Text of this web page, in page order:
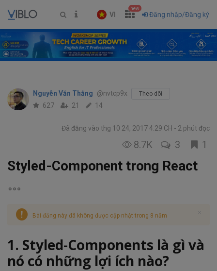
VI
new
Đăng nhập/Đăng ký
Nguyễn Văn Thắng @nvtcp9x Theo dõi
627 21 14
Đã đăng vào thg 10 24, 2017 4:29 CH 2 phút đọc
8.7K 3 1
Styled-Component trong React
Bài đăng này đã không được cập nhật trong 8 năm
1. Styled-Components là gì và
nó có những lợi ích nào?